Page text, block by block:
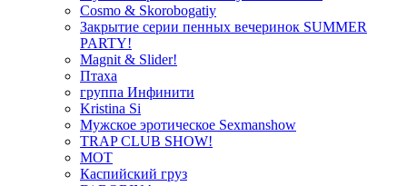
Cosmo & Skorobogatiy
Закрытие серии пенных вечеринок SUMMER
PARTY!
Magnit & Slider!
Птаха
группа Инфинити
Kristina Si
Мужское эротическое Sexmanshow
TRAP CLUB SHOW!
МОТ
Каспийский груз